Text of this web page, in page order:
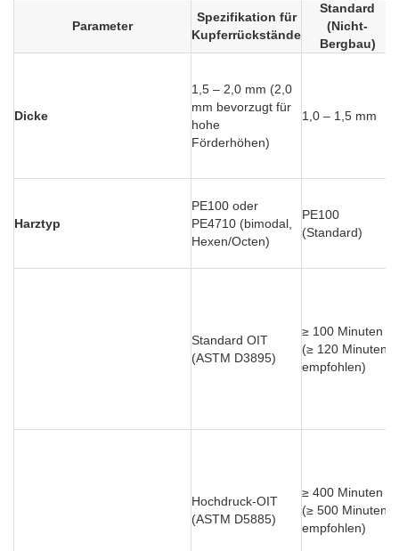
Parameter
Spezifikation für
Kupferrückstände
Standard
(Nicht-
Bergbau)
Dicke
1,5 – 2,0 mm (2,0
mm bevorzugt für
hohe
Förderhöhen)
1,0 – 1,5 mm
Harztyp
PE100 oder
PE4710 (bimodal,
Hexen/Octen)
PE100
(Standard)
Standard OIT
(ASTM D3895)
≥ 100 Minuten
(≥ 120 Minuten
empfohlen)
Hochdruck-OIT
(ASTM D5885)
≥ 400 Minuten
(≥ 500 Minuten
empfohlen)